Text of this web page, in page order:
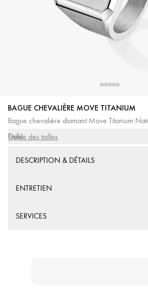
BAGUE CHEVALIÈRE MOVE TITANIUM
Bague chevalière diamant Move Titanium
Guide des tailles
Taille
DESCRIPTION & DÉTAILS
ENTRETIEN
SERVICES